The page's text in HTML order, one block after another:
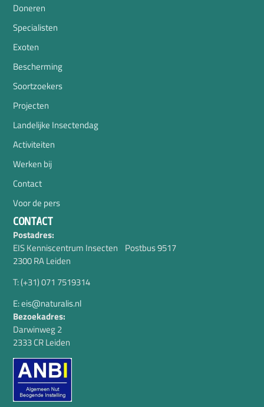
Doneren
Specialisten
Exoten
Bescherming
Soortzoekers
Projecten
Landelijke Insectendag
Activiteiten
Werken bij
Contact
Voor de pers
CONTACT
Postadres:
EIS Kenniscentrum Insecten Postbus 9517
2300 RA Leiden
T: (+31) 071 7519314
E: eis@naturalis.nl
Bezoekadres:
Darwinweg 2
2333 CR Leiden